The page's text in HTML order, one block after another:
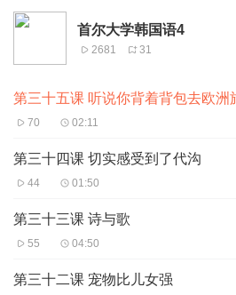
——欧巴李老师专
韩国语教材教学首尔大学韩国语4
2681 31
第三十五课 听说你背着背包去欧洲
70 02:11
第三十四课 切实感受到了代沟
44 01:50
第三十三课 诗与歌
55 04:50
第三十二课 宠物比儿女强